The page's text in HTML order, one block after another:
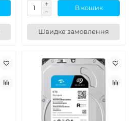
В кошик
Швидке замовлення